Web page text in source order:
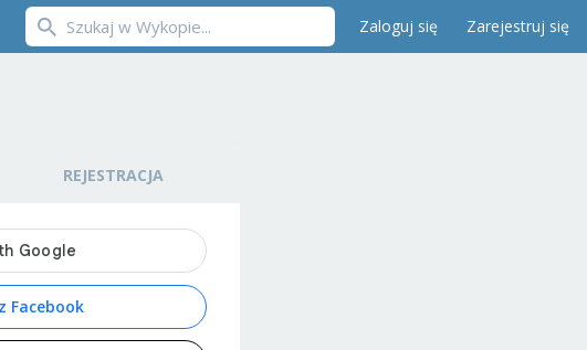
Zaloguj się Zarejestruj się
REJESTRACJA
Facebook